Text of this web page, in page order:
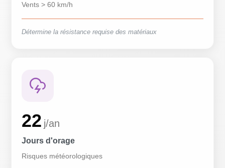
Vents > 60 km/h
Détermine la résistance requise des matériaux
22 j/an
Jours d'orage
Risques météorologiques